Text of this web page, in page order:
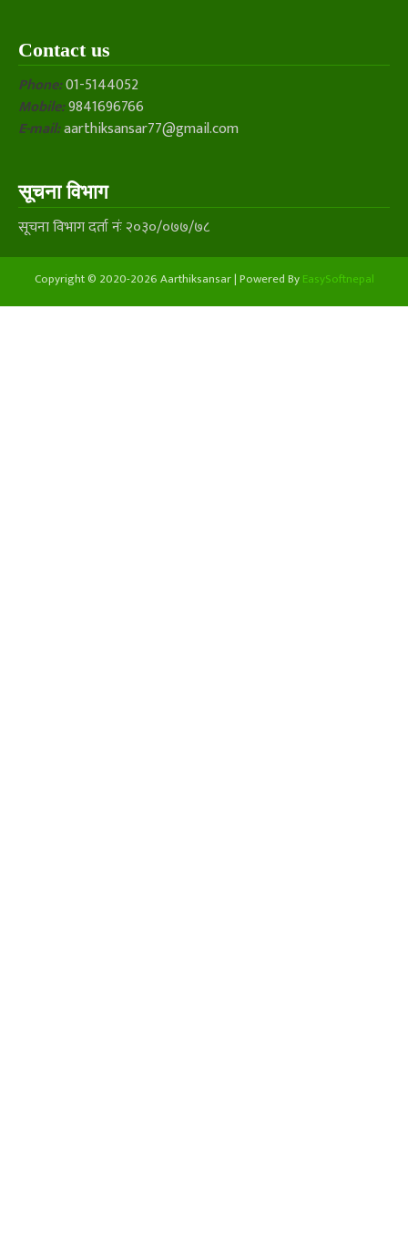
Contact us
Phone:01-5144052
Mobile:9841696766
E-mail:aarthiksansar77@gmail.com
सूचना विभाग
सूचना विभाग दर्ता नंः २०३०/०७७/७८
Copyright © 2020-2026 Aarthiksansar | Powered ByEasySoftnepal